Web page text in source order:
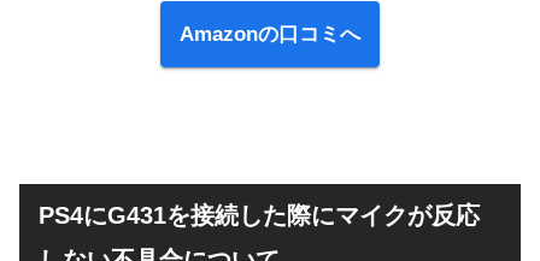
Amazonの口コミへ
PS4にG431を接続した際にマイクが反応